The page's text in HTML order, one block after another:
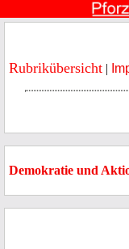
Rubrikübersicht |
Demokratie und